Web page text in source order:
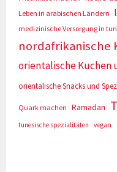
Leben in arabischen Ländern
medizinische Versorgung in
nordafrikanische
orientalische Kuchen
orientalische Snacks und
Quark machen Ramadan
tunesische spezialitäten vegan